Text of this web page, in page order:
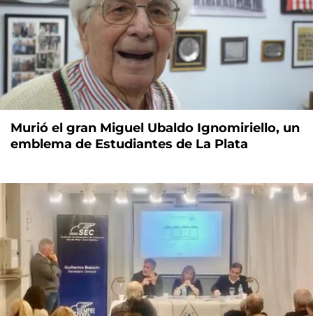
Murió el gran Miguel Ubaldo Ignomiriello, un
emblema de Estudiantes de La Plata